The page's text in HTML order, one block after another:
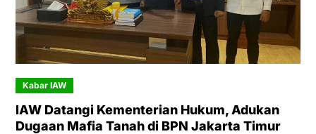
Kabar IAW
IAW Datangi Kementerian Hukum, Adukan
Dugaan Mafia Tanah di BPN Jakarta Timur